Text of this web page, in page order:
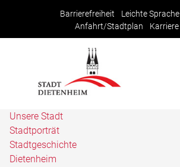
Barrierefreiheit Leichte Sprache
Anfahrt/Stadtplan
Karriere
Unsere Stadt
Stadtporträt
Stadtgeschichte
Dietenheim